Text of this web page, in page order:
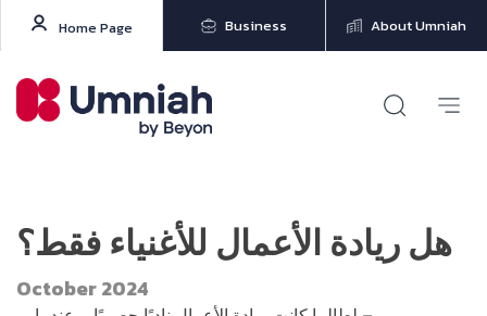
Home Page Business About Umniah
هل ريادة الأعمال للأغنياء فقط؟
October 2024